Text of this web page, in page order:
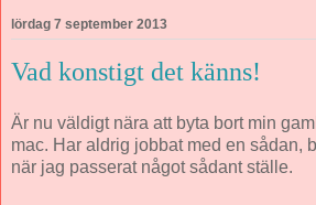
lördag 7 september 2013
Vad konstigt det känns!
Är nu väldigt nära att byta bort min
mac. Har aldrig jobbat med en sådan,
när jag passerat något sådant ställe.